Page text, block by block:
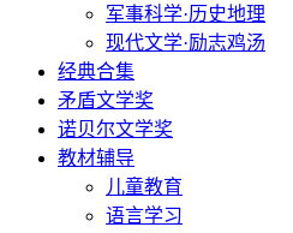
军事科学·历史地理
现代文学·励志鸡汤
经典合集
矛盾文学奖
诺贝尔文学奖
教材辅导
儿童教育
语言学习